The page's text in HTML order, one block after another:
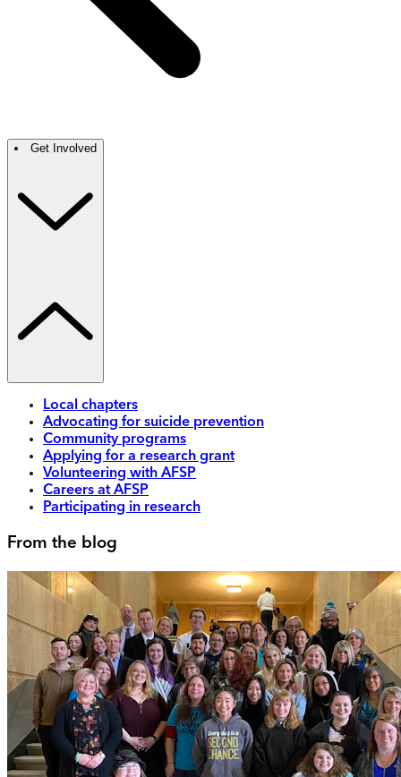
Get Involved
Local chapters
Advocating for suicide prevention
Community programs
Applying for a research grant
Volunteering with AFSP
Careers at AFSP
Participating in research
From the blog